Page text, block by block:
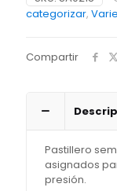
categorizar,
Compartir
Pastillero
asignados
presión.